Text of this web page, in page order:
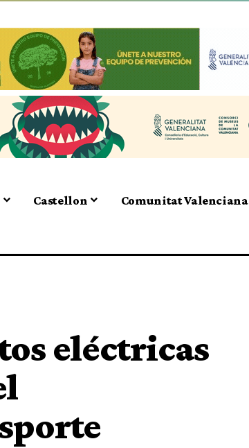
Castellon Comunitat Valenciana
eléctricas